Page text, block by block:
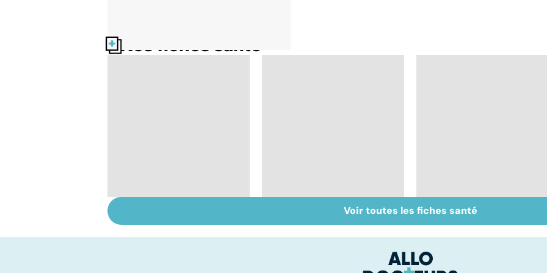
Nos fiches santé
comment traverser
Tout savoir sur les
infections
Inflammation des
amygdales : que faire
Voir toutes les fiches santé